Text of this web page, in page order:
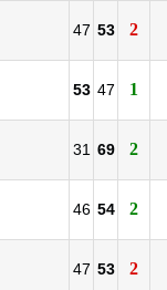
47 53 2
53 47 1
31 69 2
46 54 2
47 53 2